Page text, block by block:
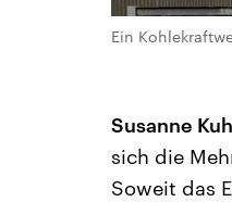
Ein
Susanne
sich die
Soweit das